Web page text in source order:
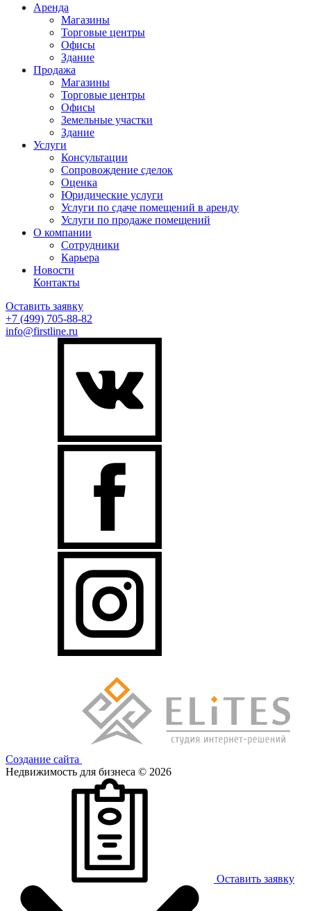
Аренда
Магазины
Торговые центры
Офисы
Здание
Продажа
Магазины
Торговые центры
Офисы
Земельные участки
Здание
Услуги
Консультации
Сопровождение сделок
Оценка
Юридические услуги
Услуги по сдаче помещений в аренду
Услуги по продаже помещений
О компании
Сотрудники
Карьера
Новости
Контакты
Оставить заявку
+7 (499) 705-88-82
info@firstline.ru
Создание сайта
Недвижимость для бизнеса © 2026
Оставить заявку